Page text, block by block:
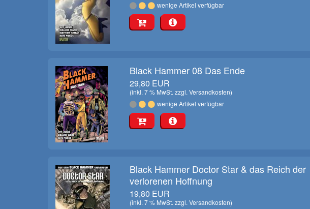
wenige Artikel verfügbar
Black Hammer 08 Das Ende
29,80 EUR
(inkl. 7 % MwSt. zzgl. Versandkosten)
wenige Artikel verfügbar
Black Hammer Doctor Star & das Reich der
verlorenen Hoffnung
19,80 EUR
(inkl. 7 % MwSt. zzgl. Versandkosten)